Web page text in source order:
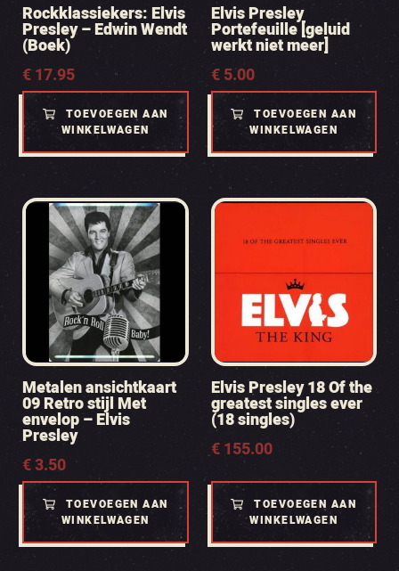
Rockklassiekers: Elvis
Presley – Edwin Wendt
(Boek)
€17.95
TOEVOEGEN AAN
WINKELWAGEN
Elvis Presley
Portefeuille [geluid
werkt niet meer]
€5.00
TOEVOEGEN AAN
WINKELWAGEN
Metalen ansichtkaart
09 Retro stijl Met
envelop – Elvis
Presley
€3.50
TOEVOEGEN AAN
WINKELWAGEN
Elvis Presley 18 Of the
greatest singles ever
(18 singles)
€155.00
TOEVOEGEN AAN
WINKELWAGEN